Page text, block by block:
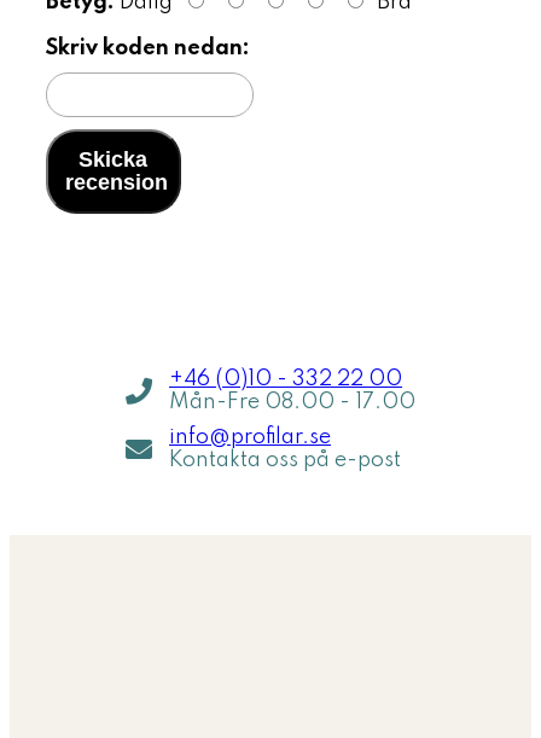
Skriv koden nedan:
Skicka
recension
+46 (0)10 - 332 22 00
Mån-Fre 08.00 - 17.00
info@profilar.se
Kontakta oss på e-post